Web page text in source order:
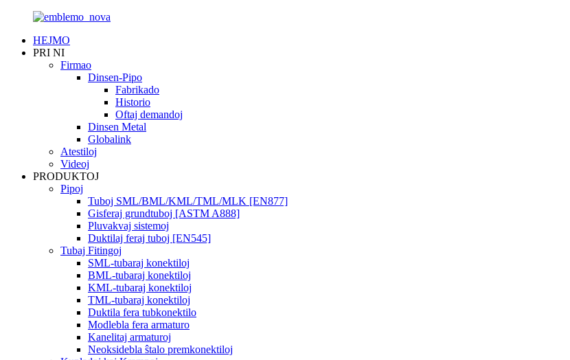
HEJMO
PRI NI
Firmao
Dinsen-Pipo
Fabrikado
Historio
Oftaj demandoj
Dinsen Metal
Globalink
Atestiloj
Videoj
PRODUKTOJ
Pipoj
Tuboj SML/BML/KML/TML/MLK [EN877]
Gisferaj grundtuboj [ASTM A888]
Pluvakvaj sistemoj
Duktilaj feraj tuboj [EN545]
Tubaj Fitingoj
SML-tubaraj konektiloj
BML-tubaraj konektiloj
KML-tubaraj konektiloj
TML-tubaraj konektiloj
Duktila fera tubkonektilo
Modlebla fera armaturo
Kanelitaj armaturoj
Neoksidebla ŝtalo premkonektiloj